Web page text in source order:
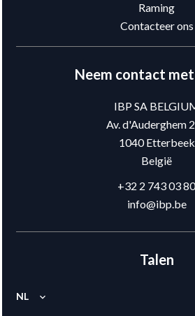
Raming
Contacteer ons
Neem contact
IBP SA
Av. d'Auderghem
1040Etterbeek
België
+32 2 743 03 80
info@ibp.be
Talen
NL